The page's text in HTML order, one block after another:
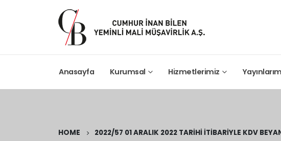
Anasayfa Kurumsal Hizmetlerimiz
HOME 2022/57 01 ARALIK 2022 TARIHI İTIBARIYLE KDV